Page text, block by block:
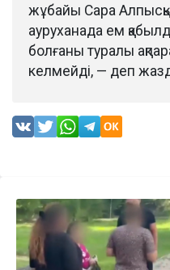
жұбайы Сара
ауруханада ем
болғаны туралы
келмейді, — деп